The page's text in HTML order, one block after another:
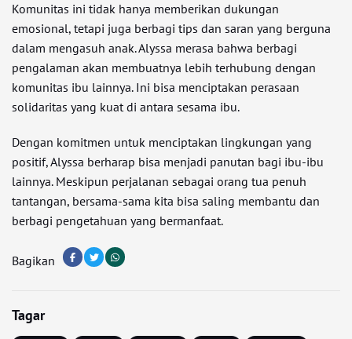
Komunitas ini tidak hanya memberikan dukungan
emosional, tetapi juga berbagi tips dan saran yang berguna
dalam mengasuh anak. Alyssa merasa bahwa berbagi
pengalaman akan membuatnya lebih terhubung dengan
komunitas ibu lainnya. Ini bisa menciptakan perasaan
solidaritas yang kuat di antara sesama ibu.
Dengan komitmen untuk menciptakan lingkungan yang
positif, Alyssa berharap bisa menjadi panutan bagi ibu-ibu
lainnya. Meskipun perjalanan sebagai orang tua penuh
tantangan, bersama-sama kita bisa saling membantu dan
berbagi pengetahuan yang bermanfaat.
Bagikan
Tagar